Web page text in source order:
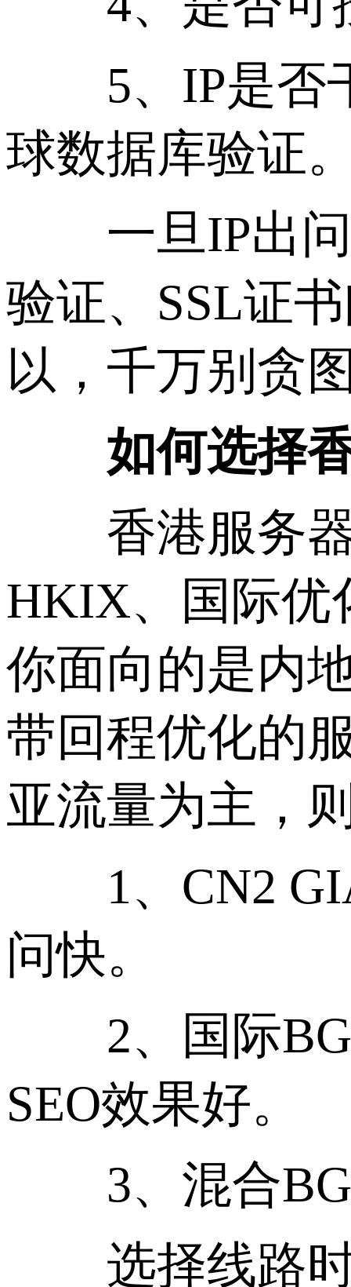
5、IP是否干
球数据库验证
一旦IP出问
验证、SSL证
以，千万别贪
如何选择
香港服务器
HKIX、国际优
你面向的是内
带回程优化的
亚流量为主，
1、CN2 GIA
问快。
2、国际
SEO效果好。
3、混合BGP
选择线路时